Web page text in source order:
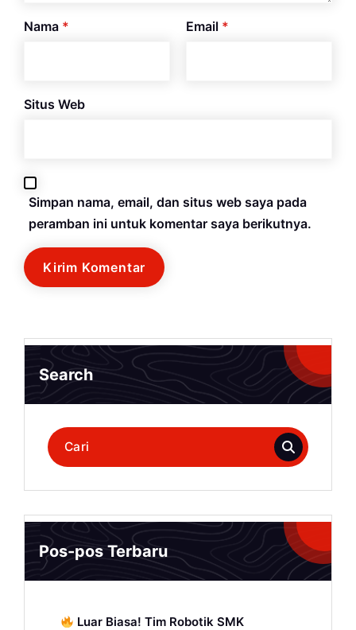
Nama * Email *
Situs Web
Simpan nama, email, dan situs web saya pada
peramban ini untuk komentar saya berikutnya.
Search
Pencarian
untuk:
Pos-pos Terbaru
Luar Biasa! Tim Robotik SMK